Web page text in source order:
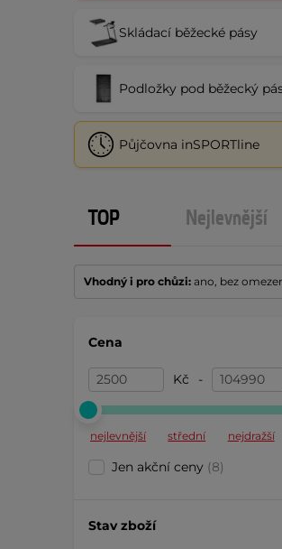
Skládací běžecké pásy
Podložky pod běžecký
Půjčovna inSPORTline
TOP Nejlevnější
Vhodný i pro chůzi: ano, bez
Cena
Kč -
nejlevnější střední nejdražší
Jen akční ceny (8)
Stav zboží